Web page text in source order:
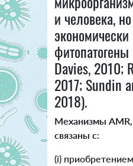
и человека,
Davies, 2010;
2017; Sundin
2018).
Механизмы AMR,
связаны с:
(i)